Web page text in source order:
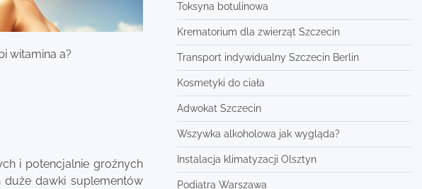
witamina a?
i potencjalnie groźnych
dawki suplementów
Toksyna botulinowa
Krematorium dla zwierząt Szczecin
Transport indywidualny Szczecin Berlin
Kosmetyki do ciała
Adwokat Szczecin
Wszywka alkoholowa jak wygląda?
Instalacja klimatyzacji Olsztyn
Podiatra Warszawa